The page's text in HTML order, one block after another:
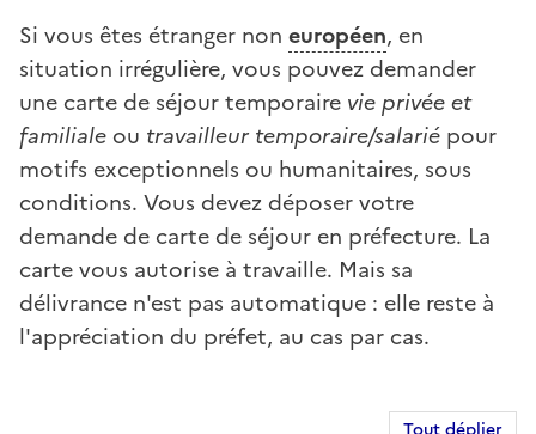
Si vous êtes étranger non européen, en
situation irrégulière, vous pouvez demander
une carte de séjour temporaire vie privée et
familiale ou travailleur temporaire/salarié pour
motifs exceptionnels ou humanitaires, sous
conditions. Vous devez déposer votre
demande de carte de séjour en préfecture. La
carte vous autorise à travaille. Mais sa
délivrance n'est pas automatique : elle reste à
l'appréciation du préfet, au cas par cas.